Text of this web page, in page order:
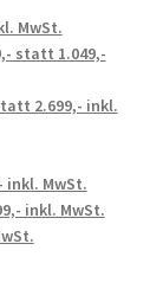
MwSt.
statt 1.049,-
2.699,- inkl.
inkl. MwSt.
inkl. MwSt.